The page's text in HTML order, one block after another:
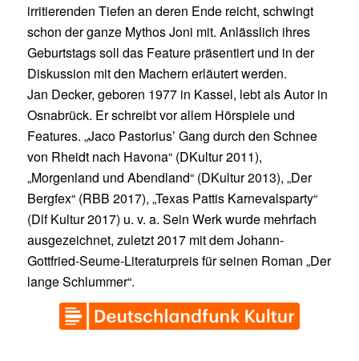
irritierenden Tiefen an deren Ende reicht, schwingt
schon der ganze Mythos Joni mit. Anlässlich ihres
Geburtstags soll das Feature präsentiert und in der
Diskussion mit den Machern erläutert werden.
Jan Decker, geboren 1977 in Kassel, lebt als Autor in
Osnabrück. Er schreibt vor allem Hörspiele und
Features. „Jaco Pastorius’ Gang durch den Schnee
von Rheidt nach Havona“ (DKultur 2011),
„Morgenland und Abendland“ (DKultur 2013), „Der
Bergfex“ (RBB 2017), „Texas Pattis Karnevalsparty“
(Dlf Kultur 2017) u. v. a. Sein Werk wurde mehrfach
ausgezeichnet, zuletzt 2017 mit dem Johann-
Gottfried-Seume-Literaturpreis für seinen Roman „Der
lange Schlummer“.